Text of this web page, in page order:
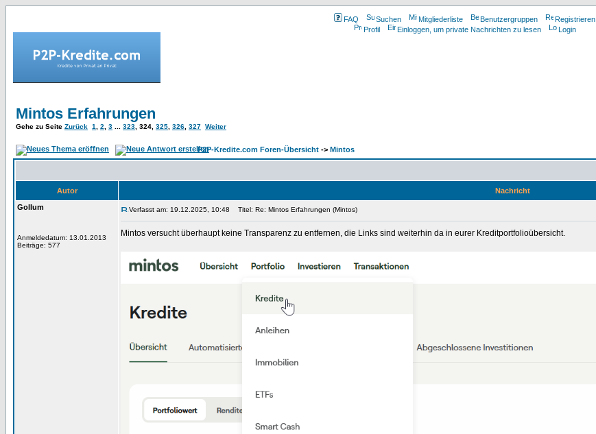
FAQ Suchen Mitgliederliste Benutzergruppen
Registrieren
Profil
Einloggen, um private Nachrichten zu lesen Login
Mintos Erfahrungen
Gehe zu Seite Zurück 1 2 3 323 324 325 326 327 Weiter
P2P-Kredite.com Foren-Übersicht -> Mintos
Autor
Nachricht
Gollum
Anmeldedatum: 13.01.2013
Beiträge: 577
Verfasst am: 19.12.2025, 10:48 Titel: Re: Mintos Erfahrungen (Mintos)
Mintos versucht überhaupt keine Transparenz zu entfernen, die Links sind weiterhin da in eurer Kreditportfolioübersicht.